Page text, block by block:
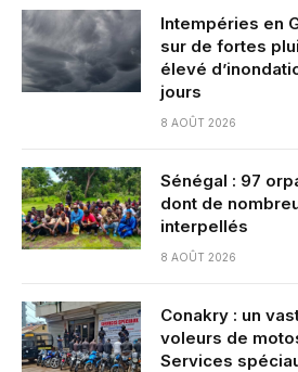
Intempéries en
sur de fortes
élevé
jours
8 AOÛT 2026
Sénégal : 97
dont de
interpellés
8 AOÛT 2026
Conakry : un
voleurs de
Services